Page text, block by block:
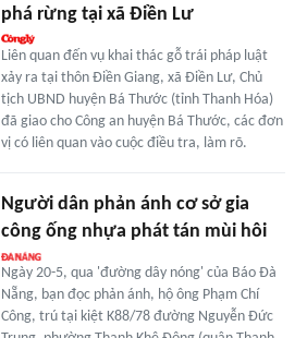
phá rừng tại xã Điền Lư
Liên quan đến vụ khai thác gỗ trái pháp luật
xảy ra tại thôn Điền Giang, xã Điền Lư, Chủ
tịch UBND huyện Bá Thước (tỉnh Thanh Hóa)
đã giao cho Công an huyện Bá Thước, các đơn
vị có liên quan vào cuộc điều tra, làm rõ.
Người dân phản ánh cơ sở gia
công ống nhựa phát tán mùi hôi
Ngày 20-5, qua 'đường dây nóng' của Báo Đà
Nẵng, bạn đọc phản ánh, hộ ông Phạm Chí
Công, trú tại kiệt K88/78 đường Nguyễn Đức